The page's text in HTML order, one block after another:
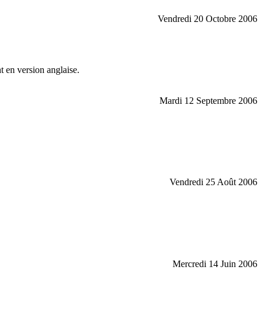
Vendredi 20 Octobre 2006
en version anglaise.
Mardi 12 Septembre 2006
Vendredi 25 Août 2006
Mercredi 14 Juin 2006